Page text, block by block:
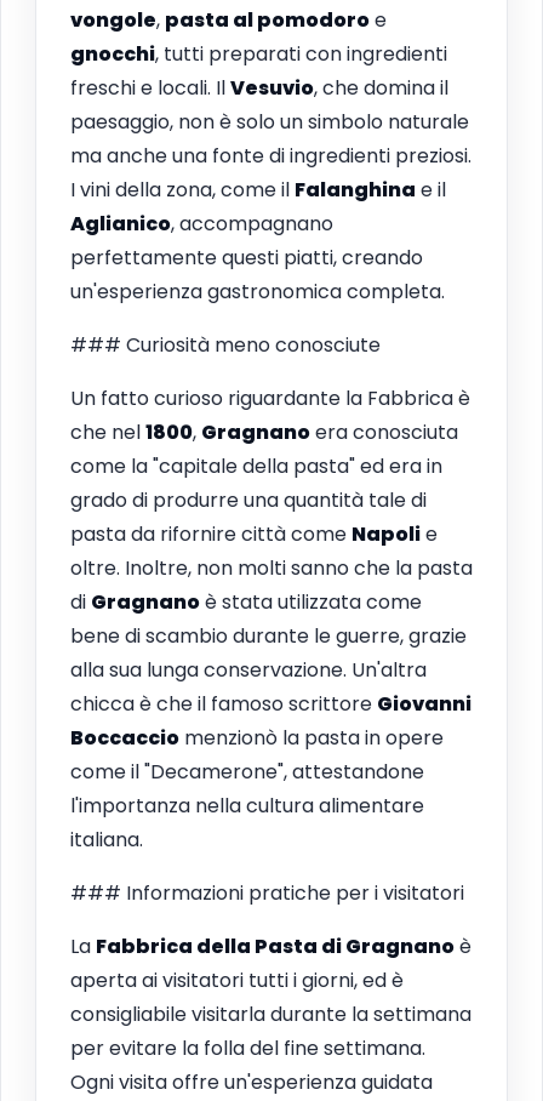
vongole, pasta al pomodoroe
gnocchi, tutti preparati con ingredienti
freschi e locali. IlVesuvio, che domina il
paesaggio, non è solo un simbolo naturale
ma anche una fonte di ingredienti preziosi.
I vini della zona, come il Falanghina e il
Aglianico, accompagnano
perfettamente questi piatti, creando
un'esperienza gastronomica completa.
### Curiosità meno conosciute
Un fatto curioso riguardante la Fabbrica è
che nel1800, Gragnanoera conosciuta
come la "capitale della pasta" ed era in
grado di produrre una quantità tale di
pasta da rifornire città come Napolie
oltre. Inoltre, non molti sanno che la pasta
di Gragnanoè stata utilizzata come
bene di scambio durante le guerre, grazie
alla sua lunga conservazione. Un'altra
chicca è che il famoso scrittore Giovanni
Boccaccio menzionò la pasta in opere
come il "Decamerone", attestandone
l'importanza nella cultura alimentare
italiana.
### Informazioni pratiche per i visitatori
La Fabbrica della Pasta diGragnanoè
aperta ai visitatori tutti i giorni, ed è
consigliabile visitarla durante la settimana
per evitare la folla del fine settimana.
Ogni visita offre un'esperienza guidata